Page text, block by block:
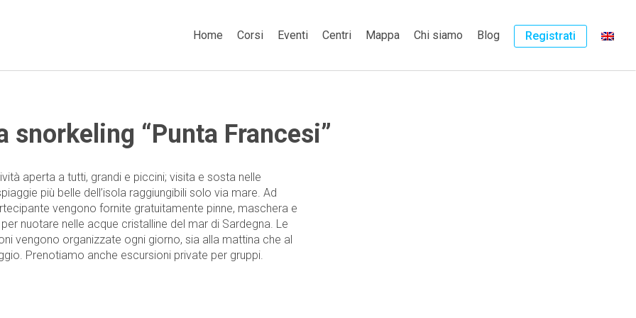
Home Corsi Eventi Centri Mappa Chi siamo Blog Registrati
snorkeling “Punta Francesi”
aperta a tutti, grandi e piccini; visita e sosta nelle
più belle dell’isola raggiungibili solo via mare. Ad
vengono fornite gratuitamente pinne, maschera e
nuotare nelle acque cristalline del mar di Sardegna. Le
vengono organizzate ogni giorno, sia alla mattina che al
Prenotiamo anche escursioni private per gruppi.